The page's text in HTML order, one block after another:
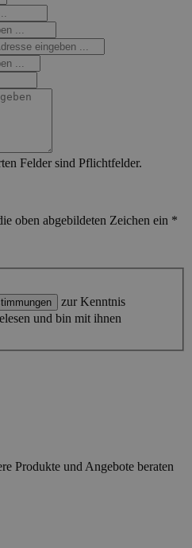
Felder sind Pflichtfelder.
oben abgebildeten Zeichen ein *
zur Kenntnis
und bin mit ihnen
Produkte und Angebote beraten